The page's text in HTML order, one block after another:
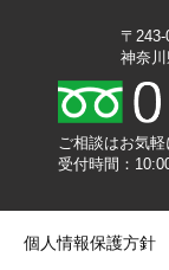
〒243-
神奈
ご相談はお気軽
受付時間：
個人情報保護方針